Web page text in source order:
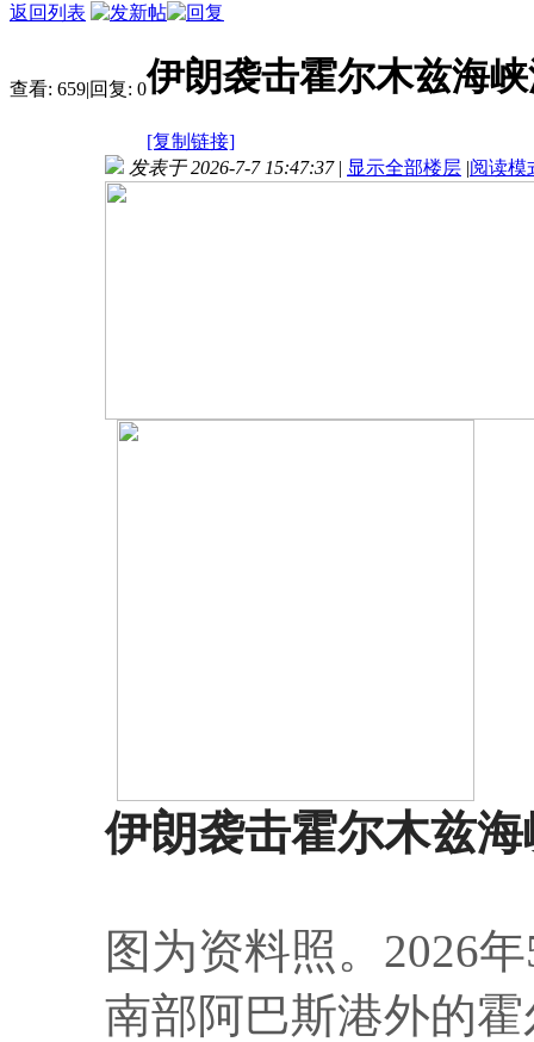
返回列表
查看: 659|回复: 0伊朗袭击霍尔木兹海
[复制链接]
发表于 2026-7-7 15:47:37 | 显示全部楼层 |阅读模
伊朗袭击霍尔木兹
图为资料照。2026
南部阿巴斯港外的